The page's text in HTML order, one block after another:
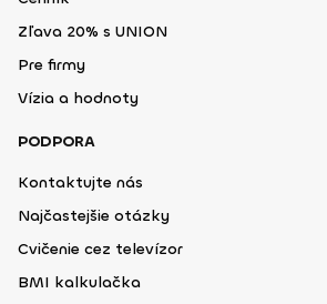
Zľava 20% s UNION
Pre firmy
Vízia a hodnoty
PODPORA
Kontaktujte nás
Najčastejšie otázky
Cvičenie cez televízor
BMI kalkulačka